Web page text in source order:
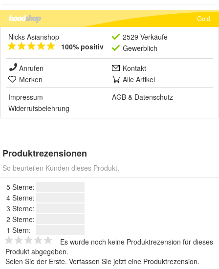
Gold
Nicks Asianshop
100% positiv
2529 Verkäufe
Gewerblich
Anrufen
Kontakt
Merken
Alle Artikel
Impressum
AGB & Datenschutz
Widerrufsbelehrung
Produktrezensionen
So beurteilen Kunden dieses Produkt.
5 Sterne:
4 Sterne:
3 Sterne:
2 Sterne:
1 Stern:
Es wurde noch keine Produktrezension für dieses
Produkt abgegeben.
Seien Sie der Erste. Verfassen Sie jetzt eine Produktrezension.